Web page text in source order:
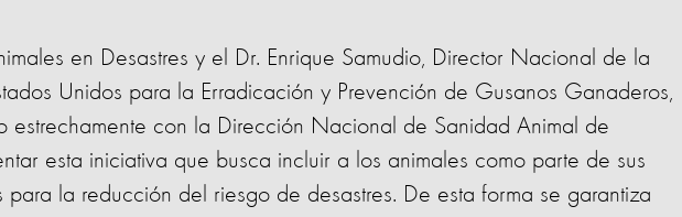
en Desastres y el Dr. Enrique Samudio, Director Nacional de la
Unidos para la Erradicación y Prevención de Gusanos Ganaderos,
estrechamente con la Dirección Nacional de Sanidad Animal de
esta iniciativa que busca incluir a los animales como parte de sus
para la reducción del riesgo de desastres. De esta forma se garantiza